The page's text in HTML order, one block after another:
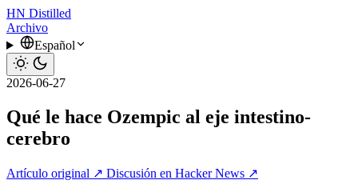
HN Distilled
Archivo
Español
2026-06-27
Qué le hace Ozempic al eje intestino-
cerebro
Artículo original ↗ Discusión en Hacker News ↗